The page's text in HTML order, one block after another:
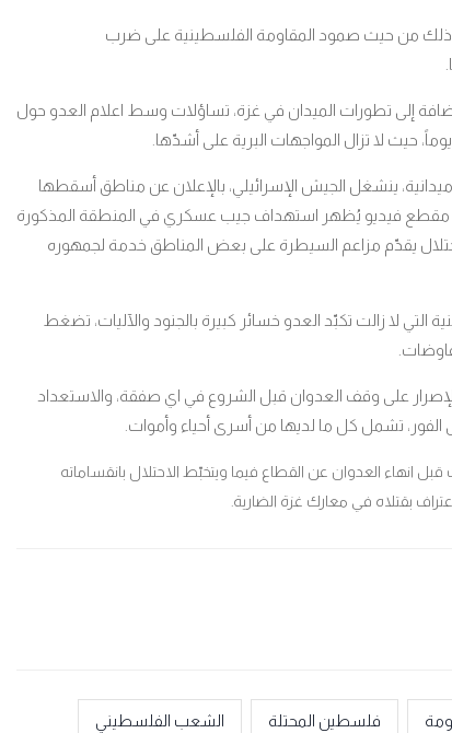
ذلك من حيث صمود المقاومة الفلسطينية على ضرب
إلى تطورات الميدان في غزة، تساؤلات وسط اعلام العدو حول
حيث لا تزال المواجهات البرية على أشدّها.
ينشغل الجيش الإسرائيلي، بالإعلان عن مناطق أسقطها
مقطع فيديو يُظهر استهداف جيب عسكري في المنطقة المذكورة
يقدّم مزاعم السيطرة على بعض المناطق خدمة لجمهوره
لا زالت تكبّد العدو خسائر كبيرة بالجنود والآليات، تضغط
على وقف العدوان قبل الشروع في اي صفقة، والاستعداد
تشمل كل ما لديها من أسرى أحياء وأموات.
انهاء العدوان عن القطاع فيما ويتخبّط الاحتلال بانقساماته
بقتلاه في معارك غزة الضارية.
فلسطين المحتلة الشعب الفلسطيني